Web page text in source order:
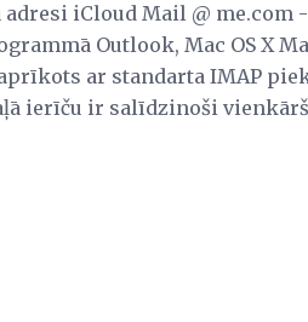
iCloud Mail @ me.com
Outlook, Mac OS X
ar standarta IMAP
ierīču ir salīdzinoši